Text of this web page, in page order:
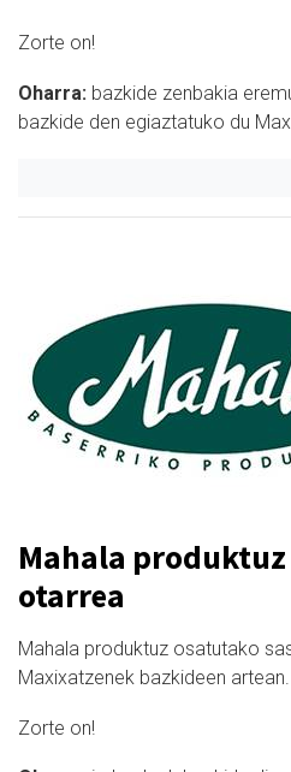
Zorte on!
Oharra: bazkide zenbakia
bazkide den egiaztatuko du
Mahala
otarrea
Mahala produktuz osatutako
Maxixatzenek bazkideen artean.
Zorte on!